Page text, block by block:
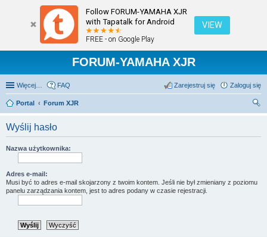
Follow FORUM-YAMAHA XJR
with Tapatalk for Android
FREE - on Google Play
VIEW
FORUM-YAMAHA XJR
Więcej… FAQ Zaloguj się
Zarejestruj się
Portal
Forum XJR
Wyślij hasło
Nazwa użytkownika:
Adres e-mail:
Musi być to adres e-mail skojarzony z twoim kontem. Jeśli nie był zmieniany z poziomu
panelu zarządzania kontem, jest to adres podany w czasie rejestracji.